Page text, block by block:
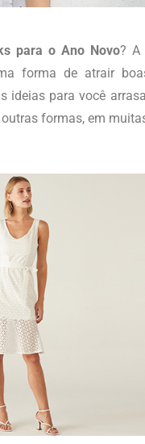
para o Ano Novo? A
forma de atrair
ideias para você
formas, em